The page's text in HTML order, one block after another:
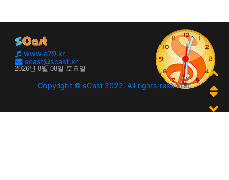
www.e79.kr
scast@scast.kr
Copyright © sCast 2022. All rights reserved.